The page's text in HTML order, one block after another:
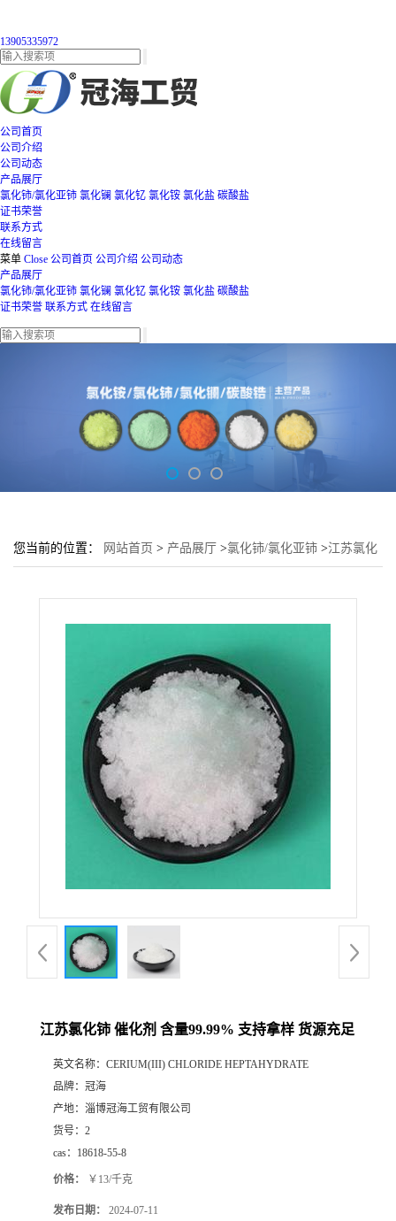
13905335972
公司首页
公司介绍
公司动态
产品展厅
氯化铈/氯化亚铈 氯化镧 氯化钇 氯化铵 氯化盐 碳酸盐
证书荣誉
联系方式
在线留言
菜单 Close 公司首页 公司介绍 公司动态
产品展厅
氯化铈/氯化亚铈 氯化镧 氯化钇 氯化铵 氯化盐 碳酸盐
证书荣誉 联系方式 在线留言
您当前的位置： 网站首页 > 产品展厅 >氯化铈/氯化亚铈 >江苏氯化
江苏氯化铈 催化剂 含量99.99% 支持拿样 货源充足
英文名称： CERIUM(III) CHLORIDE HEPTAHYDRATE
品牌： 冠海
产地： 淄博冠海工贸有限公司
货号： 2
cas： 18618-55-8
价格： ￥13/千克
发布日期： 2024-07-11